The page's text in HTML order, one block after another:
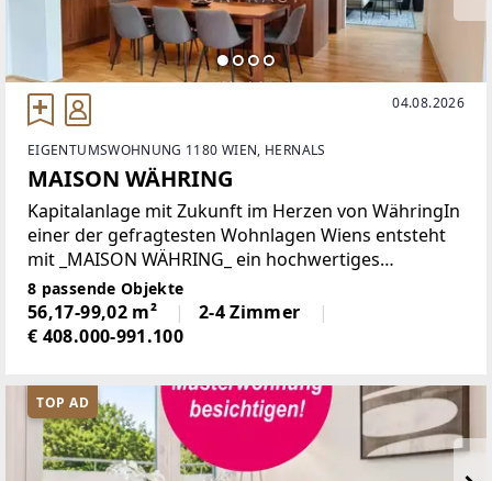
04.08.2026
EIGENTUMSWOHNUNG 1180 WIEN, HERNALS
MAISON WÄHRING
Kapitalanlage mit Zukunft im Herzen von WähringIn
einer der gefragtesten Wohnlagen Wiens entsteht
mit _MAISON WÄHRING_ ein hochwertiges
Neubauprojekt, das modernes Wohnen mit
nachhaltiger Wertanlage vereint. Die fertiggestellte
Wohnanlage
8 passende Objekte
56,17-99,02 m²
2-4 Zimmer
€ 408.000-991.100
TOP AD